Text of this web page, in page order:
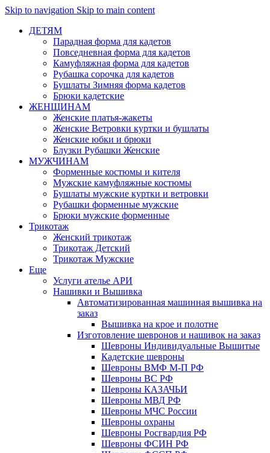
Skip to navigation Skip to main content
ДЕТЯМ
Парадная форма для кадетов
Повседневная форма для кадетов
Камуфляжная форма для кадетов
Рубашка сорочка для кадетов
Бушлаты Зимняя форма кадетов
Брюки кадетские
ЖЕНЩИНАМ
Женские платья-жакеты
Женские Ветровки куртки и бушлаты
Женские юбки и брюки
Блузки Рубашки Женские
МУЖЧИНАМ
Форменные костюмы и кителя
Мужские камуфляжные костюмы
Бушлаты мужские куртки и ветровки
Рубашки форменные мужские
Брюки мужские форменные
Трикотаж
Женский трикотаж
Трикотаж Детский
Трикотаж Мужские
Еще
Услуги ателье АРИ
Нашивки и Вышивка
Автоматизированная машинная вышивка на
заказ
Вышивка на крое и полотне
Изготовление шевронов и нашивок на заказ
Шевроны Индивидуальные Вышитые
Кадетские шевроны
Шевроны ВМФ М-П РФ
Шевроны ВС РФ
Шевроны КАЗАЧЬИ
Шевроны МВД РФ
Шевроны МЧС России
Шевроны охраны
Шевроны Росгвардия РФ
Шевроны ФСИН РФ